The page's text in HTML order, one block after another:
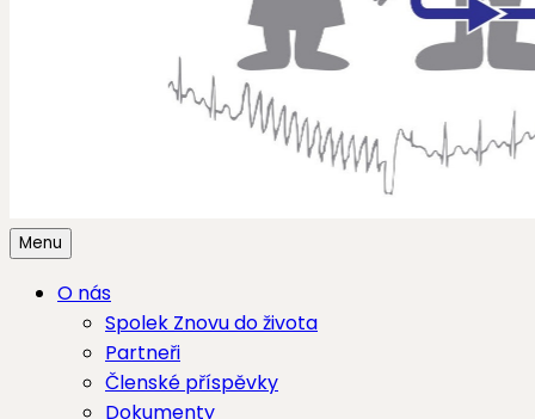
Menu
O nás
Spolek Znovu do života
Partneři
Členské příspěvky
Dokumenty